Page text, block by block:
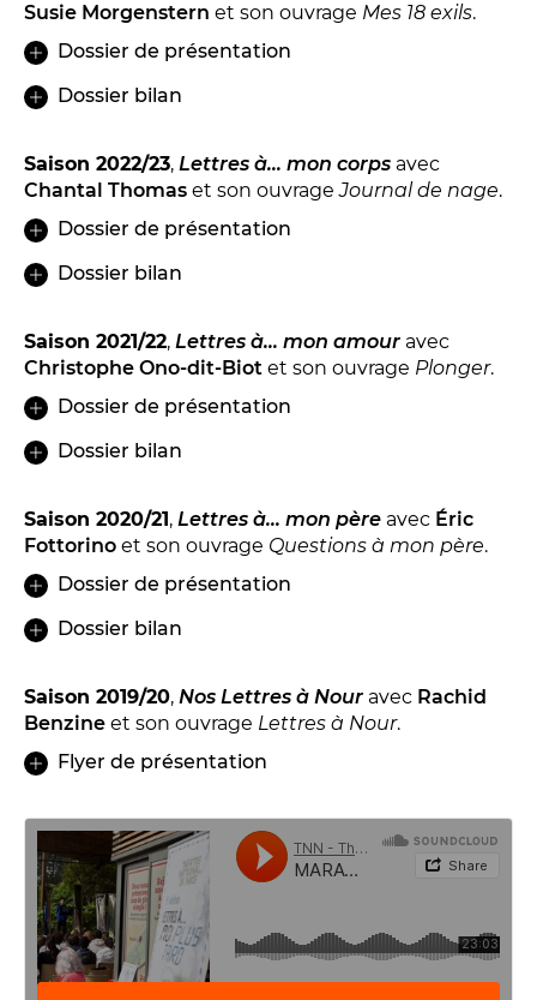
Les Spectacles itinérants
Moulins en scène
Autour des spectacles
INFOS PRATIQUES
NOS SALLES
LES FRANCISCAINS
BILLETTERIE
Accueil & horaires
Tarifs, abonnements & places à l’unité
Brochure interactive
Entre spectateurs
Susie Morgenstern et son ouvrage Mes 18 exils.
Dossier de présentation
Dossier bilan
Saison 2022/23, Lettres à... mon corps avec
Chantal Thomas et son ouvrageJournal de nage.
Dossier de présentation
Dossier bilan
Saison 2021/22, Lettres à... mon amour avec
Christophe Ono-dit-Biot et son ouvrage Plonger.
Dossier de présentation
Dossier bilan
Saison 2020/21 , Lettres à... mon père avec Éric
Fottorino et son ouvrage Questions à mon père.
Dossier de présentation
Dossier bilan
Saison 2019/20, Nos Lettres à Nour avec Rachid
Benzine et son ouvrage Lettres à Nour.
Flyer de présentation